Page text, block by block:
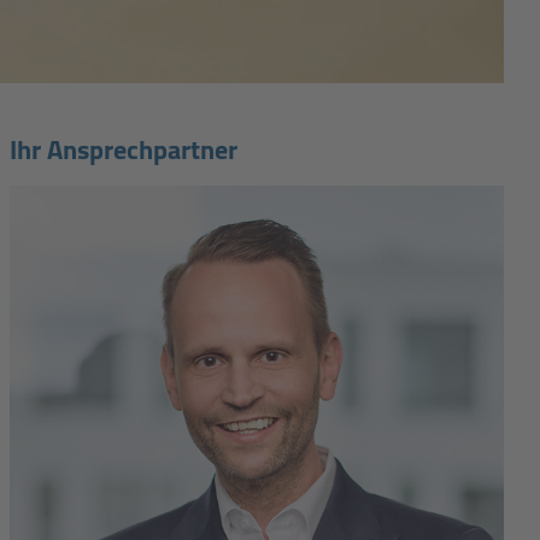
Ihr Ansprechpartner